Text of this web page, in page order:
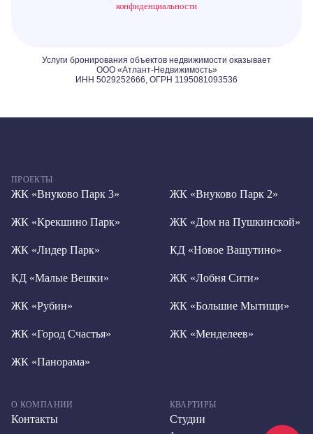
конфиденциальности
ПРОЕКТЫ
ЖК «Внуково Парк 3» ЖК «Внуково Парк 2»
ЖК «Крекшино Парк» ЖК «Дом на Пушкинской»
ЖК «Лидер Парк» КД «Новое Вашутино»
КД «Малые Вешки» ЖК «Лобня Сити»
ЖК «Рубин» ЖК «Большие Мытищи»
ЖК «Город Счастья» ЖК «Менделеев»
ЖК «Панорама»
О КОМПАНИИ
Контакты
КВАРТИРЫ
Студии